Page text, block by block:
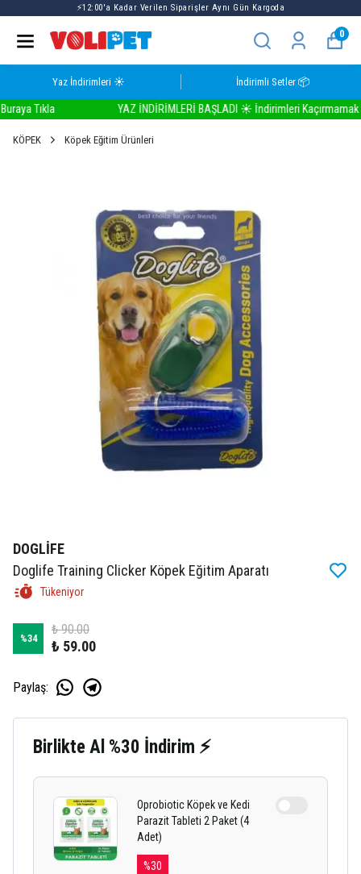
⚡12:00'a Kadar Verilen Siparişler Aynı Gün Kargoda
0
Yaz İndirimleri ☀️ İndirimli Setler 📦
Tıkla YAZ İNDİRİMLERİ BAŞLADI ☀️ İndirimleri Kaçırmamak
KÖPEK Köpek Eğitim Ürünleri
DOGLİFE
Doglife Training Clicker Köpek Eğitim Aparatı
Tükeniyor
%34
₺ 90.00
₺ 59.00
Paylaş:
Birlikte Al %30 İndirim ⚡
Oprobiotic Köpek ve Kedi
Parazit Tableti 2 Paket (4
Adet)
%30